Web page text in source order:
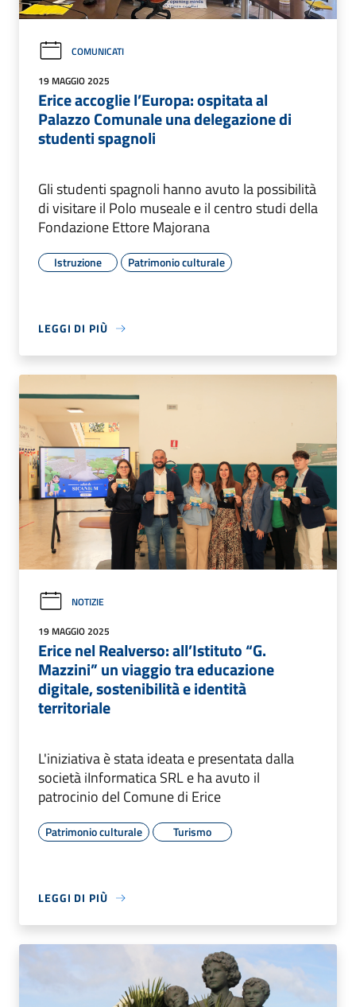
COMUNICATI
19 MAGGIO 2025
Erice accoglie l’Europa: ospitata al
Palazzo Comunale una delegazione di
studenti spagnoli
Gli studenti spagnoli hanno avuto la possibilità
di visitare il Polo museale e il centro studi della
Fondazione Ettore Majorana
Istruzione Patrimonio culturale
LEGGI DI PIÙ
NOTIZIE
19 MAGGIO 2025
Erice nel Realverso: all’Istituto “G.
Mazzini” un viaggio tra educazione
digitale, sostenibilità e identità
territoriale
L'iniziativa è stata ideata e presentata dalla
società iInformatica SRL e ha avuto il
patrocinio del Comune di Erice
Patrimonio culturale Turismo
LEGGI DI PIÙ